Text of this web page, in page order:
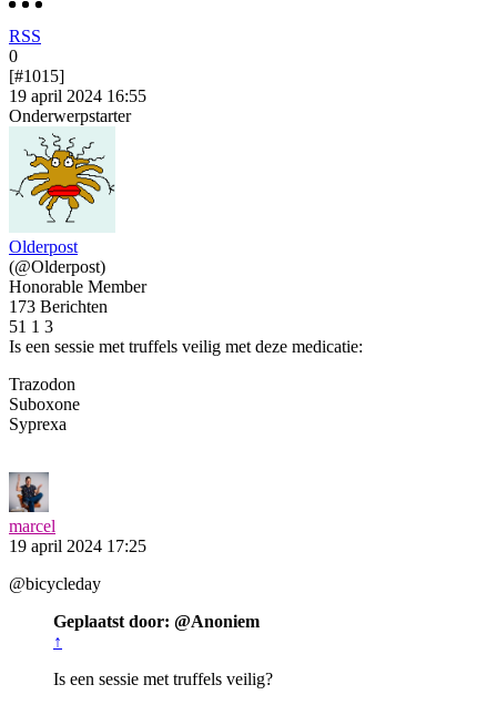
RSS
0
[#1015]
19 april 2024 16:55
Onderwerpstarter
Olderpost
(@Olderpost)
Honorable Member
173 Berichten
51 1 3
Is een sessie met truffels veilig met deze medicatie:
Trazodon
Suboxone
Syprexa
marcel
19 april 2024 17:25
@bicycleday
Geplaatst door: @Anoniem
↑
Is een sessie met truffels veilig?